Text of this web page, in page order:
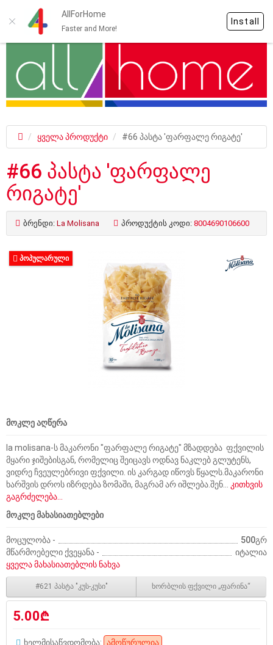
AllForHome
Faster and More!
Install
ყველა პროდუქტი #66 პასტა 'ფარფალე რიგატე'
#66 პასტა 'ფარფალე
რიგატე'
ბრენდი: La Molisana პროდუქტის კოდი: 8004690106600
ᲞᲝᲞᲣᲚᲐᲠᲣᲚᲘ
მოკლე აღწერა
la molisana-ს მაკარონი "ფარფალე რიგატე" მზადდება ფქვილის
მყარი ჯიშებისგან, რომელიც შეიცავს ოდნავ ნაკლებ გლუტენს,
ვიდრე ჩვეულებრივი ფქვილი. ის კარგად იწოვს წყალს.მაკარონი
ხარშვის დროს იზრდება ზომაში, მაგრამ არ იშლება.შენ... კითხვის
გაგრძელება...
მოკლე მახასიათებლები
მოცულობა -
500გრ
მწარმოებელი ქვეყანა -
იტალია
ყველა მახასიათებლის ნახვა
#621 პასტა "კუს-კუსი" ხორბლის ფქვილი „ფარინა“
5.00₾
ხელმისაწვდომობა: ამოწურულია